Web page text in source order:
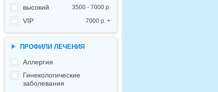
высокий 3500 - 7000 р.
VIP 7000 р. +
ПРОФИЛИ ЛЕЧЕНИЯ
Аллергия
Гинекологические
заболевания